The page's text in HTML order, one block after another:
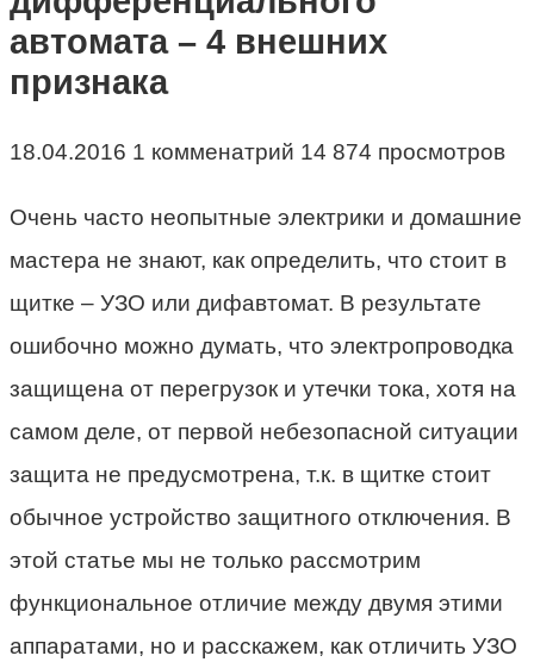
автомата – 4 внешних
признака
18.04.2016 1 комменатрий 14 874 просмотров
Очень часто неопытные электрики и домашние
мастера не знают, как определить, что стоит в
щитке – УЗО или дифавтомат. В результате
ошибочно можно думать, что электропроводка
защищена от перегрузок и утечки тока, хотя на
самом деле, от первой небезопасной ситуации
защита не предусмотрена, т.к. в щитке стоит
обычное устройство защитного отключения. В
этой статье мы не только рассмотрим
функциональное отличие между двумя этими
аппаратами, но и расскажем, как отличить УЗО